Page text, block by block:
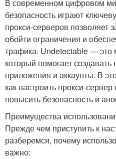
В современном цифровом
безопасность играют
прокси-серверов позволяет
обойти ограничения и
трафика. Undetectable —
который помогает
приложения и аккаунты. В
как настроить прокси-
повысить безопасность и
Преимущества
Прежде чем приступить к
разберемся, почему
важно: